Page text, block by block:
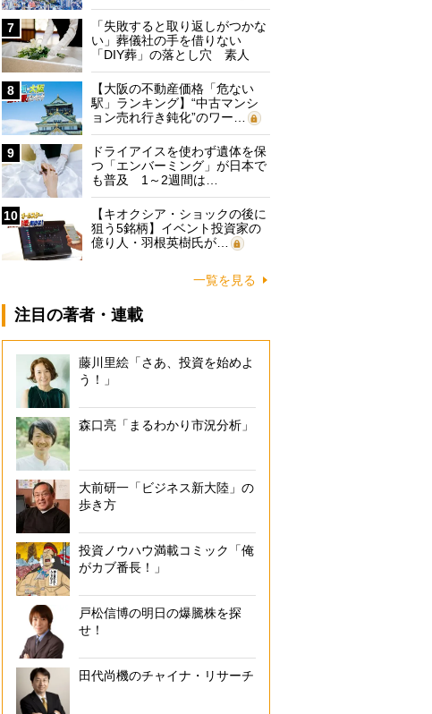
日々、新メニューの開発に勤しむ「鮨処つく田」の店主・松
7
「失敗すると取り返しがつかな
い」葬儀社の手を借りない
「DIY葬」の落とし穴 素人
に…
8
【大阪の不動産価格「危ない
駅」ランキング】“中古マンシ
ョン売れ行き鈍化”のワー…
9
ドライアイスを使わず遺体を保
つ「エンバーミング」が日本で
も普及 1～2週間は…
10
【キオクシア・ショックの後に
狙う5銘柄】イベント投資家の
億り人・羽根英樹氏が…
一覧を見る
注目の著者・連載
藤川里絵「さあ、投資を始めよ
う！」
森口亮「まるわかり市況分析」
大前研一「ビジネス新大陸」の
歩き方
投資ノウハウ満載コミック「俺
がカブ番長！」
戸松信博の明日の爆騰株を探
せ！
田代尚機のチャイナ・リサーチ